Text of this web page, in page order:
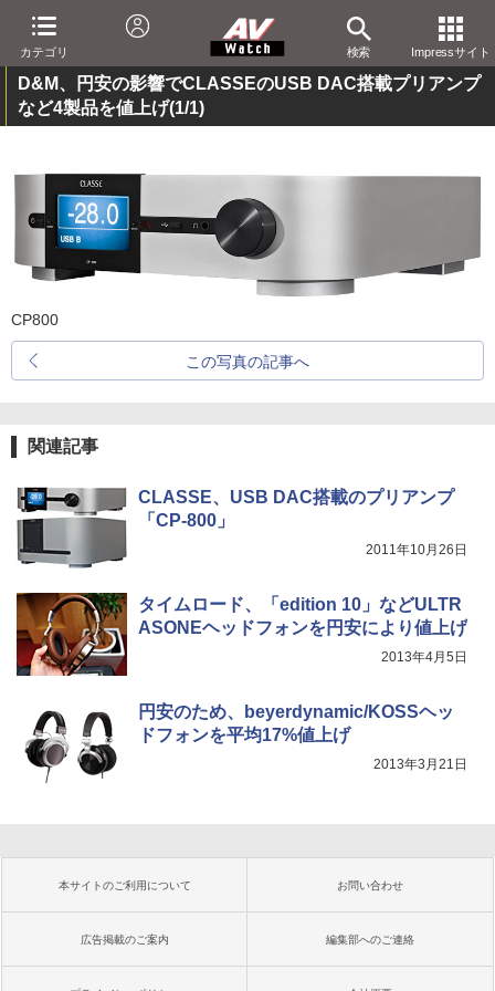
カテゴリ 検索 Impressサイト
D&M、円安の影響でCLASSEのUSB DAC搭載プリアンプ
など4製品を値上げ(1/1)
CP800
この写真の記事へ
関連記事
CLASSE、USB DAC搭載のプリアンプ
「CP-800」
2011年10月26日
タイムロード、「edition 10」などULTR
ASONEヘッドフォンを円安により値上げ
2013年4月5日
円安のため、beyerdynamic/KOSSヘッ
ドフォンを平均17%値上げ
2013年3月21日
本サイトのご利用について お問い合わせ
広告掲載のご案内 編集部へのご連絡